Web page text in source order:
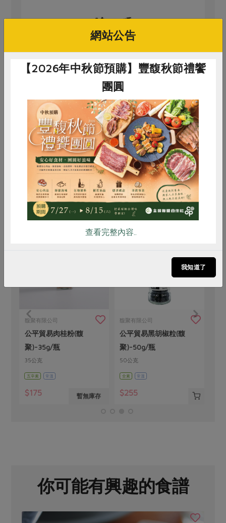
原文刊登於 2022年05月217期
來去他家包粽子
# 公平貿易 # 鷹嘴豆 # 咖哩
買回食材自己做
馥聚有限公司
公平貿易肉桂粉(馥
聚)-35g/瓶
35公克
五辛素 常溫
$175 暫無庫存
馥聚有限公司
公平貿易黑胡椒粒(馥
聚)-50g/瓶
50公克
全素 常溫
$255
你可能有興趣的食譜
惜食 RPET 食譜 減硝酸鹽
雞蛋 食安 共同購買
網站公告
【2026年中秋節預購】豐馥秋節禮饗
團圓
查看完整內容..
我知道了